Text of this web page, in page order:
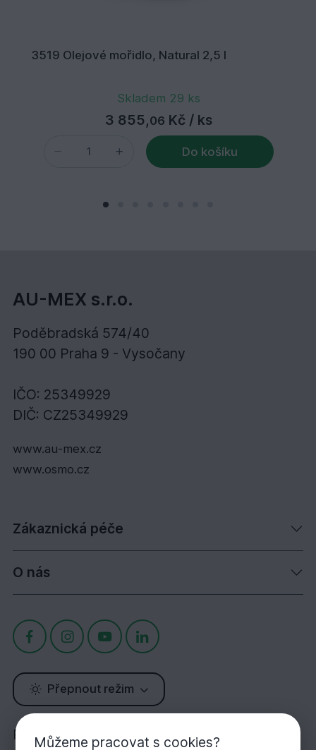
3519 Olejové mořidlo, Natural 2,5 l
Skladem 29 ks
3 855,06 Kč / ks
Do košíku
AU-MEX s.r.o.
Poděbradská 574/40
190 00 Praha 9 - Vysočany
IČO: 25349929
DIČ: CZ25349929
www.au-mex.cz
www.osmo.cz
Zákaznická péče
O nás
Přepnout režim
Potřebujete poradit?
Můžeme pracovat s cookies?